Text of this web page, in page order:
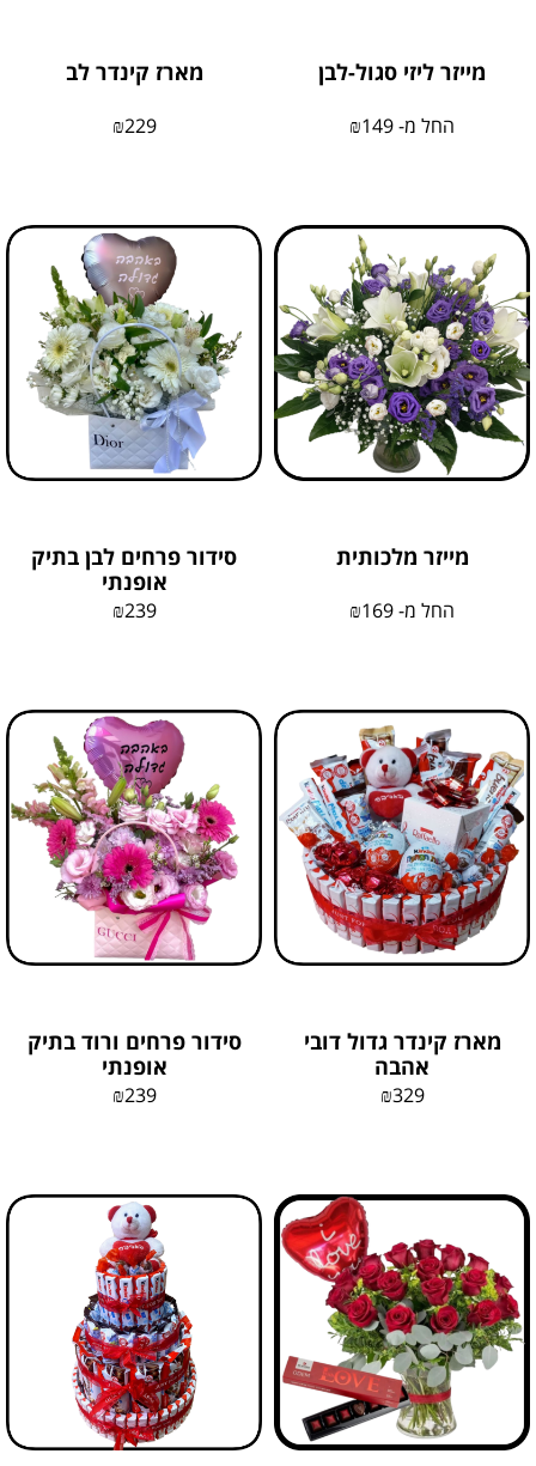
מייזר ליזי סגול-לבן
החל מ- ₪149
מארז קינדר לב
₪229
מייזר מלכותית
החל מ- ₪169
סידור פרחים לבן בתיק
אופנתי
₪239
מארז קינדר גדול דובי
אהבה
₪329
סידור פרחים ורוד בתיק
אופנתי
₪239